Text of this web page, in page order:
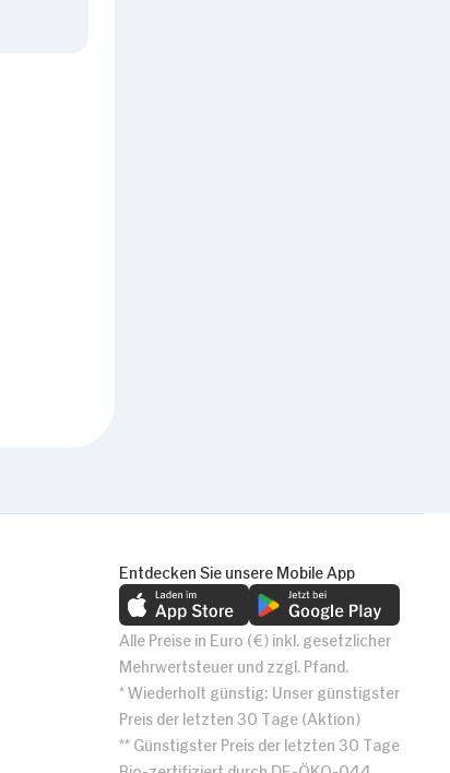
Entdecken Sie unsere Mobile App
Alle Preise in Euro (€) inkl. gesetzlicher
Mehrwertsteuer und zzgl. Pfand.
* Wiederholt günstig: Unser günstigster
Preis der letzten 30 Tage (Aktion)
** Günstigster Preis der letzten 30 Tage